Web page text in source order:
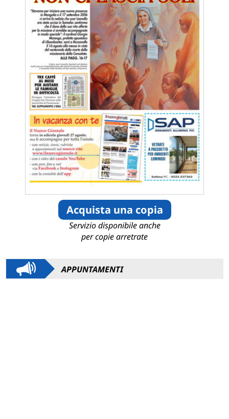
Acquista una copia
Servizio disponibile anche
per copie arretrate
APPUNTAMENTI